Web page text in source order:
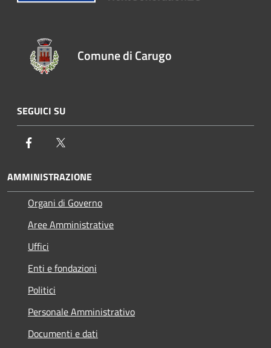
Comune di Carugo
SEGUICI SU
Facebook
AMMINISTRAZIONE
Organi di Governo
Aree Amministrative
Uffici
Enti e fondazioni
Politici
Personale Amministrativo
Documenti e dati